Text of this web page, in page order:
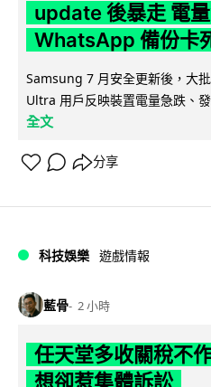
update 後暴走 電
WhatsApp 備份卡
Samsung 7 月安全更新後，大
Ultra 用戶反映裝置電量急跌、
全文
分享
科技娛樂 遊戲情報
藍骨 2 小時
任天堂多收關稅不
想卻惹集體訴訟